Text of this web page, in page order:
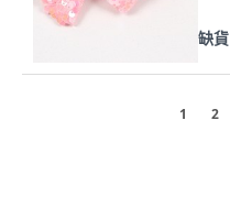
缺貨
1 2